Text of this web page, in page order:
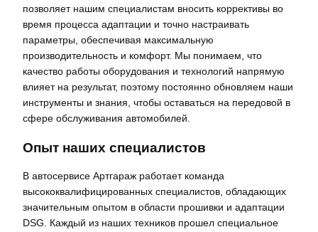
позволяет нашим специалистам вносить коррективы во
время процесса адаптации и точно настраивать
параметры, обеспечивая максимальную
производительность и комфорт. Мы понимаем, что
качество работы оборудования и технологий напрямую
влияет на результат, поэтому постоянно обновляем наши
инструменты и знания, чтобы оставаться на передовой в
сфере обслуживания автомобилей.
Опыт наших специалистов
В автосервисе Артгараж работает команда
высококвалифицированных специалистов, обладающих
значительным опытом в области прошивки и адаптации
DSG. Каждый из наших техников прошел специальное